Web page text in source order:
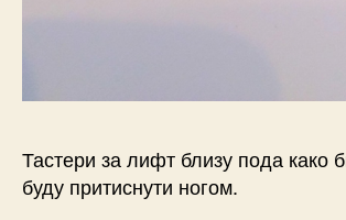
Тастери за лифт близу пода како
буду притиснути ногом.